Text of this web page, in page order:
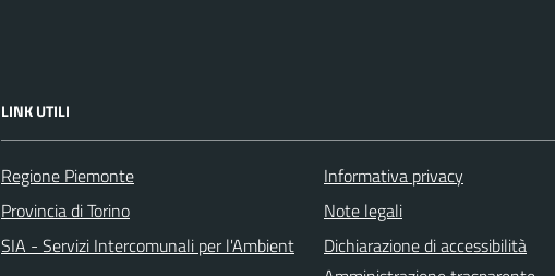
LINK UTILI
Regione Piemonte
Provincia di Torino
SIA - Servizi Intercomunali per l'Ambient
Informativa privacy
Note legali
Dichiarazione di accessibilità